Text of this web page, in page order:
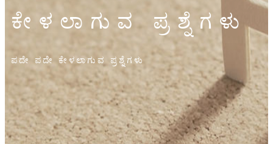
ಕೇಳಲಾಗುವ ಪ್ರಶ್ನೆಗಳು
ಪದೇ ಪದೇ ಕೇಳಲಾಗುವ ಪ್ರಶ್ನೆಗಳು